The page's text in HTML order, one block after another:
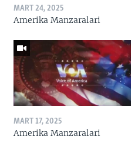
MART 24, 2025
Amerika Manzaralari
MART 17, 2025
Amerika Manzaralari